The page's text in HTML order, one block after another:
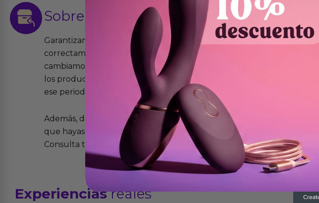
Sobre las devoluciones
Garantizamos que los productos que vendemos funcionan
correctamente y que si tienen algún defecto de fabricación te lo
cambiamos sin costo alguno. La ley de 2 años de garantía significa que
los productos tienen garantía contra defectos de fabricación durante
ese periodo pero no por mal uso o uso indebido.
Además, dispones de 15 días desde la entrega para devolver productos
que hayas recibido y que simplemente no te gusten o no los quieras.
Consulta todos los detalles en nuestra política de devoluciones.
Experienciasreales